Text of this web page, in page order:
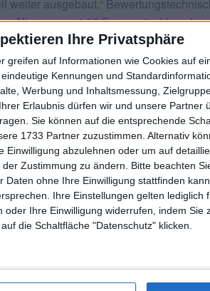
Ihre Privatsphäre
greifen auf Informationen wie Cookies auf
Kennungen und
Werbung und Inhaltsmessung,
Erlaubnis dürfen wir und unsere Partner
Sie können auf die entsprechende
1733 Partner zuzustimmen. Alternativ
Einwilligung abzulehnen oder um auf
Zustimmung zu ändern.
Bitte beachten
ohne Ihre Einwilligung stattfinden
Ihre Einstellungen gelten lediglich
Ihre Einwilligung widerrufen, indem Sie
die Schaltfläche "Datenschutz" klicken.
weiter ausgebaut.“
Niveau von 4,22 Euro weiterhin sehr
Prognosen von
übertrifft die Notiz nur um knapp 20
von rund einem Drittel des
im kommenden Jahr – nach der
3 Prozent anzusiedeln sein. Gerade für
Argument, wenn sie schon die
in Kauf nehmen. Und angesichts der
ist es beinahe überflüssig zu
abflachen wird.
INFORMATION